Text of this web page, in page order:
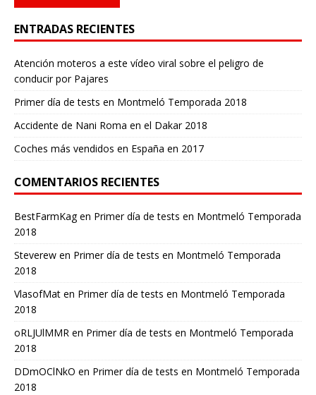
ENTRADAS RECIENTES
Atención moteros a este vídeo viral sobre el peligro de
conducir por Pajares
Primer día de tests en Montmeló Temporada 2018
Accidente de Nani Roma en el Dakar 2018
Coches más vendidos en España en 2017
COMENTARIOS RECIENTES
BestFarmKagen Primer día de tests en Montmeló Temporada
2018
Steverew en Primer día de tests en Montmeló Temporada
2018
VlasofMat en Primer día de tests en Montmeló Temporada
2018
oRLJUlMMR en Primer día de tests en Montmeló Temporada
2018
DDmOClNkO en Primer día de tests en Montmeló Temporada
2018